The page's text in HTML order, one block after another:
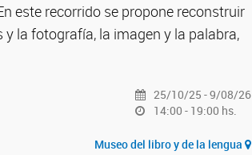
este recorrido se propone reconstruir
la fotografía, la imagen y la palabra,
25/10/25 - 9/08/26
14:00 - 19:00 hs.
Museo del libro y de la lengua